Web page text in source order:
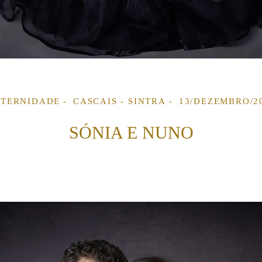
CASCAIS - SINTRA 13/DEZEMBRO/
SÓNIA E NUNO